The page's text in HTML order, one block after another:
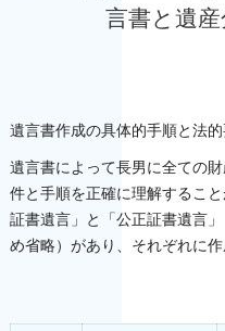
言書と遺
遺言書作成の具体的手順と法
遺言書によって長男に全ての
件と手順を正確に理解するこ
証書遺言」と「公正証書遺言
め省略）があり、それぞれに